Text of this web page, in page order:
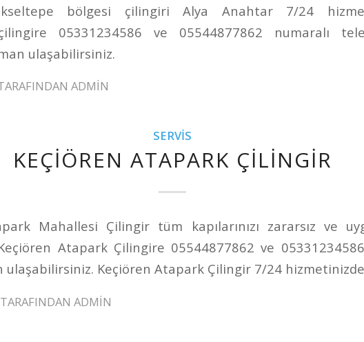
bölgesi çilingiri Alya Anahtar 7/24
05331234586 ve 05544877862 numaralı
ulaşabilirsiniz.
ADMIN
SERVIS
KEÇIÖREN ATAPARK ÇILINGIR
Mahallesi Çilingir tüm kapılarınızı zararsız ve
Atapark Çilingire 05544877862 ve
Keçiören Atapark Çilingir 7/24
TARAFINDAN ADMIN